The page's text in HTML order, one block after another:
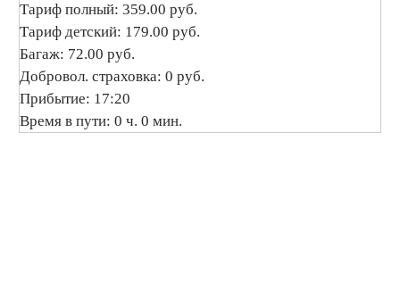
Тариф полный: 359.00 руб.
Тариф детский: 179.00 руб.
Багаж: 72.00 руб.
Добровол. страховка: 0 руб.
Прибытие: 17:20
Время в пути: 0 ч. 0 мин.